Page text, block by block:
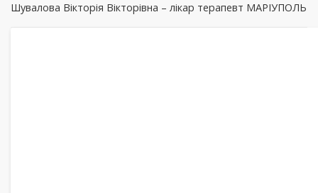
Шувалова Вікторія Вікторівна – лікар терапевт МАРІУПОЛЬ